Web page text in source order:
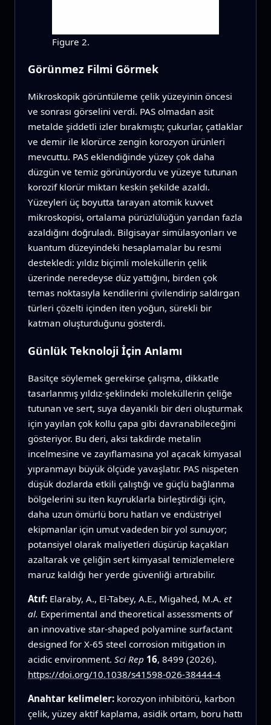
Figure 2.
Görünmez Filmi Görmek
Mikroskopik görüntüleme çelik yüzeyinin öncesi
ve sonrası görselini verdi. PAS olmadan asit
metalde şiddetli izler bırakmıştı; çukurlar, çatlaklar
ve demir ile klorürce zengin korozyon ürünleri
mevcuttu. PAS eklendiğinde yüzey çok daha
düzgün ve temiz görünüyordu ve yüzeye tutunan
korozif klorür miktarı keskin şekilde azaldı.
Yüzeyleri üç boyutta tarayan atomik kuvvet
mikroskopisi, ortalama pürüzlülüğün yarıdan fazla
azaldığını doğruladı. Bilgisayar simülasyonları ve
kuantum düzeyindeki hesaplamalar bu resmi
destekledi: yıldız biçimli moleküllerin çelik
üzerinde neredeyse düz yattığını, birden çok
temas noktasıyla kendilerini çivilendirip saldırgan
türleri çözelti içinden iten yoğun, sürekli bir
katman oluşturduğunu gösterdi.
Günlük Teknoloji İçin Anlamı
Basitçe söylemek gerekirse çalışma, dikkatle
tasarlanmış yıldız‑şeklindeki moleküllerin çeliğe
tutunan ve sert, suya dayanıklı bir deri oluşturmak
için yayılan çok kollu çapa gibi davranabileceğini
gösteriyor. Bu deri, aksi takdirde metalin
incelmesine ve zayıflamasına yol açacak kimyasal
yıpranmayı büyük ölçüde yavaşlatır. PAS nispeten
düşük dozlarda etkili çalıştığı ve güçlü bağlanma
bölgelerini su iten kuyruklarla birleştirdiği için,
daha uzun ömürlü boru hatları ve endüstriyel
ekipmanlar için umut vadeden bir yol sunuyor;
potansiyel olarak maliyetleri düşürüp kaçakları
azaltarak ve çeliğin sert kimyasal temizlemelere
maruz kaldığı her yerde güvenliği artırabilir.
Atıf: Elaraby, A., El-Tabey, A.E., Migahed, M.A. et
al. Experimental and theoretical assessments of
an innovative star-shaped polyamine surfactant
designed for X-65 steel corrosion mitigation in
acidic environment. Sci Rep 16, 8499 (2026).
https://doi.org/10.1038/s41598-026-38444-4
Anahtar kelimeler: korozyon inhibitörü, karbon
çelik, yüzey aktif kaplama, asidik ortam, boru hattı